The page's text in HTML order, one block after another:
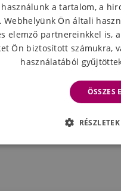
MCL 3D
Xiaomi Mi
Pro
6413
használunk a tartalom, a
Webhelyünk Ön általi
elemző partnereinkkel is,
Ön biztosított számukra,
használatából
ÖSSZES